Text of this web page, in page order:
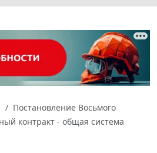
Постановление Восьмого
контракт - общая система